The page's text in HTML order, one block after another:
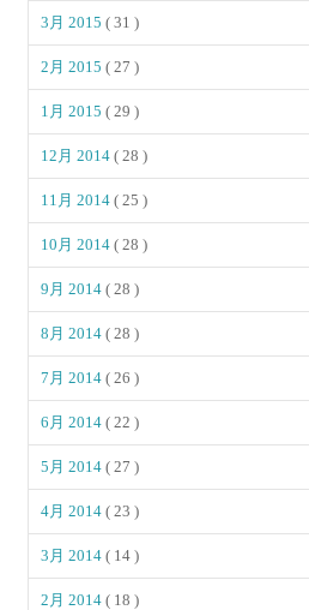
3月 2015( 31 )
2月 2015( 27 )
1月 2015( 29 )
12月 2014( 28 )
11月 2014( 25 )
10月 2014( 28 )
9月 2014( 28 )
8月 2014( 28 )
7月 2014( 26 )
6月 2014( 22 )
5月 2014( 27 )
4月 2014( 23 )
3月 2014( 14 )
2月 2014( 18 )